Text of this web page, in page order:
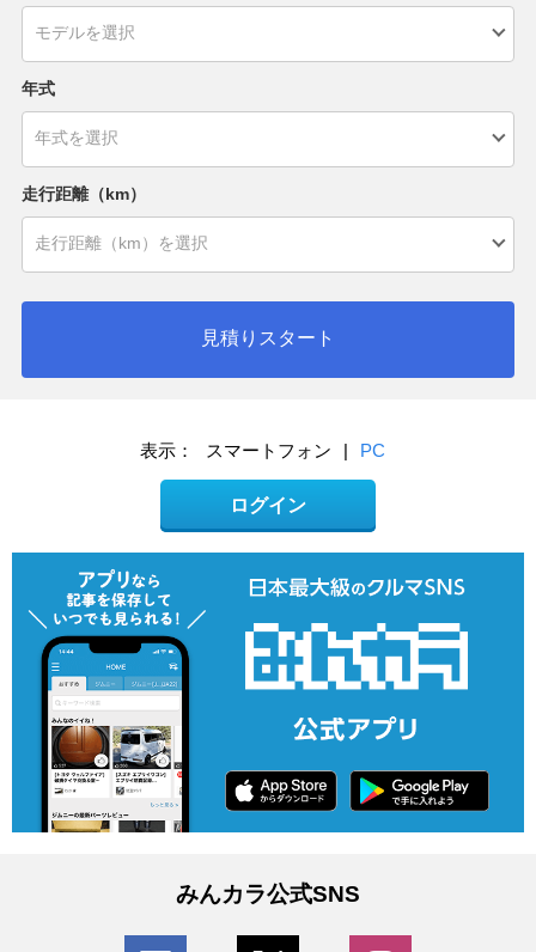
年式
走行距離（km）
見積りスタート
表示： スマートフォン | PC
ログイン
みんカラ公式SNS